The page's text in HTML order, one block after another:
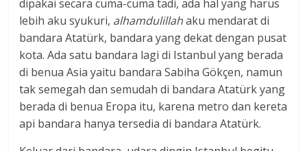
dipakai secara cuma-cuma tadi, ada hal yang harus
lebih aku syukuri, alhamdulillahaku mendarat di
bandara Atatürk, bandara yang dekat dengan pusat
kota. Ada satu bandara lagi di Istanbul yang berada
di benua Asia yaitu bandara Sabiha Gökçen, namun
tak semegah dan semudah di bandara Atatürk yang
berada di benua Eropa itu, karena metro dan kereta
api bandara hanya tersedia di bandara Atatürk.